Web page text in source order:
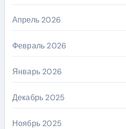
Апрель 2026
Февраль 2026
Январь 2026
Декабрь 2025
Ноябрь 2025